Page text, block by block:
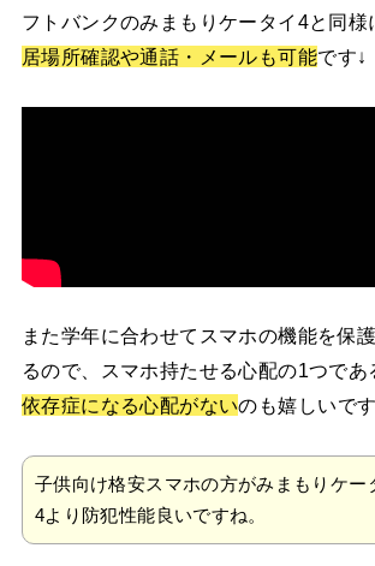
フトバンクのみまもりケータイ4と同様
居場所確認や通話・メールも可能です↓
また学年に合わせてスマホの機能を保
るので、スマホ持たせる心配の1つであ
依存症になる心配がないのも嬉しいです
子供向け格安スマホの方がみまもりケー
4より防犯性能良いですね。